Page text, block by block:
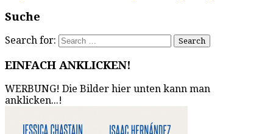
Suche
Search for:
EINFACH ANKLICKEN!
WERBUNG! Die Bilder hier unten kann man
anklicken...!